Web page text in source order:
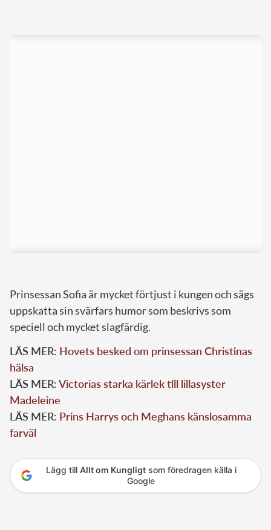
Prinsessan Sofia är mycket förtjust i kungen och sägs
uppskatta sin svärfars humor som beskrivs som
speciell och mycket slagfärdig.
LÄS MER: Hovets besked om prinsessan Christinas
hälsa
LÄS MER:Victorias starka kärlek till lillasyster
Madeleine
LÄS MER: Prins Harrys och Meghans känslosamma
farväl
Lägg till Allt om Kungligtsom föredragen källa i
Google